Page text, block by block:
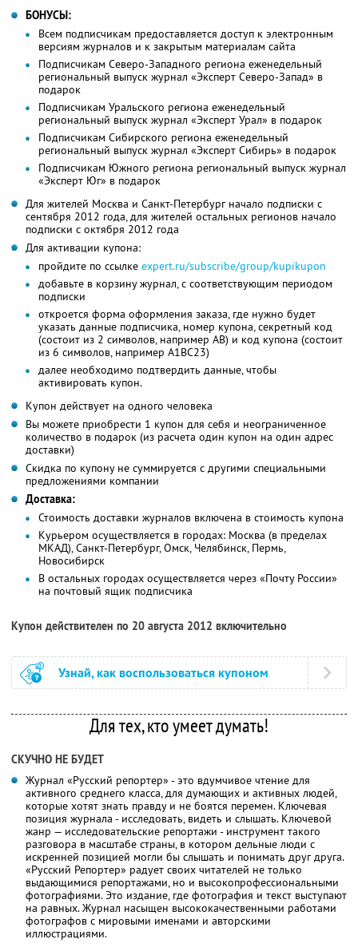
БОНУСЫ:
Всем подписчикам предоставляется доступ к электронным
версиям журналов и к закрытым материалам сайта
Подписчикам Северо-Западного региона еженедельный
региональный выпуск журнал «Эксперт Северо-Запад» в
подарок
Подписчикам Уральского региона еженедельный
региональный выпуск журнал «Эксперт Урал» в подарок
Подписчикам Сибирского региона еженедельный
региональный выпуск журнал «Эксперт Сибирь» в подарок
Подписчикам Южного региона региональный выпуск журнал
«Эксперт Юг» в подарок
Для жителей Москва и Санкт-Петербург начало подписки с
сентября 2012 года, для жителей остальных регионов начало
подписки с октября 2012 года
Для активации купона:
пройдите по ссылке expert.ru/subscribe/group/kupikupon
добавьте в корзину журнал, с соответствующим периодом
подписки
откроется форма оформления заказа, где нужно будет
указать данные подписчика, номер купона, секретный код
(состоит из 2 символов, например AB) и код купона (состоит
из 6 символов, например A1BC23)
далее необходимо подтвердить данные, чтобы
активировать купон.
Купон действует на одного человека
Вы можете приобрести 1 купон для себя и неограниченное
количество в подарок (из расчета один купон на один адрес
доставки)
Скидка по купону не суммируется с другими специальными
предложениями компании
Доставка:
Стоимость доставки журналов включена в стоимость купона
Курьером осуществляется в городах: Москва (в пределах
МКАД), Санкт-Петербург, Омск, Челябинск, Пермь,
Новосибирск
В остальных городах осуществляется через «Почту России»
на почтовый ящик подписчика
Купон действителен по 20 августа 2012 включительно
Узнай, как воспользоваться купоном
Для тех, кто умеет думать!
СКУЧНО НЕ БУДЕТ
Журнал «Русский репортер» - это вдумчивое чтение для
активного среднего класса, для думающих и активных людей,
которые хотят знать правду и не боятся перемен. Ключевая
позиция журнала - исследовать, видеть и слышать. Ключевой
жанр — исследовательские репортажи - инструмент такого
разговора в масштабе страны, в котором дельные люди с
искренней позицией могли бы слышать и понимать друг друга.
«Русский Репортер» радует своих читателей не только
выдающимися репортажами, но и высокопрофессиональными
фотографиями. Это издание, где фотография и текст выступают
на равных. Журнал насыщен высококачественными работами
фотографов с мировыми именами и авторскими
иллюстрациями.